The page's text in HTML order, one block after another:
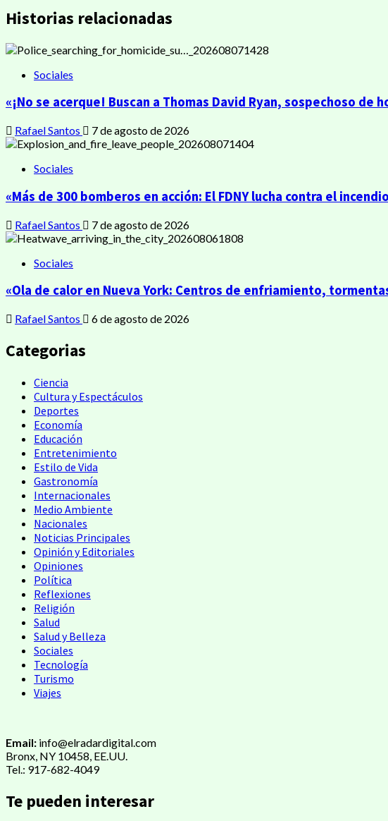
Historias relacionadas
Sociales
«¡No se acerque! Buscan a Thomas David Ryan, sospechoso de
Rafael Santos 7 de agosto de 2026
Sociales
«Más de 300 bomberos en acción: El FDNY lucha contra el
Rafael Santos 7 de agosto de 2026
Sociales
«Ola de calor en Nueva York: Centros de enfriamiento,
Rafael Santos 6 de agosto de 2026
Categorias
Ciencia
Cultura y Espectáculos
Deportes
Economía
Educación
Entretenimiento
Estilo de Vida
Gastronomía
Internacionales
Medio Ambiente
Nacionales
Noticias Principales
Opinión y Editoriales
Opiniones
Política
Reflexiones
Religión
Salud
Salud y Belleza
Sociales
Tecnología
Turismo
Viajes
Email: info@elradardigital.com
Bronx, NY 10458, EE.UU.
Tel.: 917-682-4049
Te pueden interesar